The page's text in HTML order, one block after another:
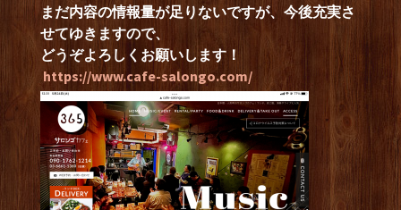
まだ内容の情報量が足りないですが、今後充実さ
せてゆきますので、
どうぞよろしくお願いします！
https://www.cafe-salongo.com/